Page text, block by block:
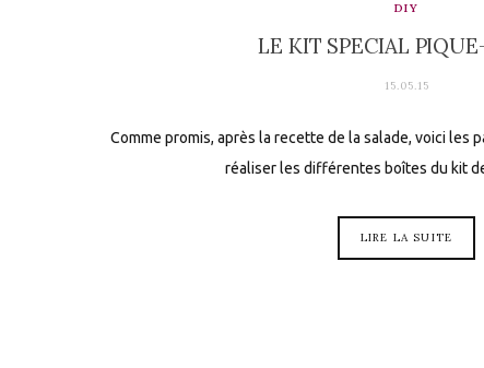
DIY
LE KIT SPECIAL
15.05.15
Comme promis, après la recette de la salade, voici les
réaliser les différentes boîtes du kit
LIRE LA SUITE